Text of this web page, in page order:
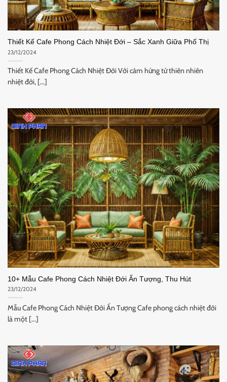
Thiết Kế Cafe Phong Cách Nhiệt Đới – Sắc Xanh Giữa Phố Thị
23/12/2024
Thiết Kế Cafe Phong Cách Nhiệt Đới Với cảm hứng từ thiên nhiên
nhiệt đới, [...]
10+ Mẫu Cafe Phong Cách Nhiệt Đới Ấn Tượng, Thu Hút
23/12/2024
Mẫu Cafe Phong Cách Nhiệt Đới Ấn Tượng Cafe phong cách nhiệt đới
là một [...]